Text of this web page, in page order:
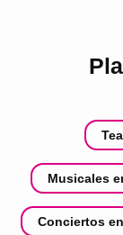
Musicales
Conciertos